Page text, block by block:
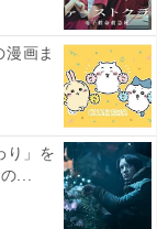
ィングの情報を
方法やスケジュ
す。
画ま
り」を
...